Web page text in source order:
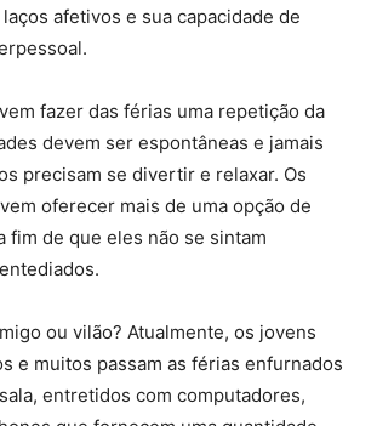
afetivos e sua capacidade de
fazer das férias uma repetição da
devem ser espontâneas e jamais
precisam se divertir e relaxar. Os
oferecer mais de uma opção de
fim de que eles não se sintam
ou vilão? Atualmente, os jovens
e muitos passam as férias enfurnados
entretidos com computadores,